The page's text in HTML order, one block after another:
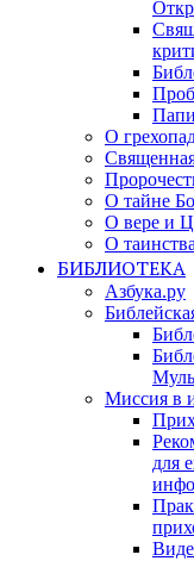
О
О тайне
О вере и
О
БИБЛИОТЕКА
Азбука.ру
Миссия в
для